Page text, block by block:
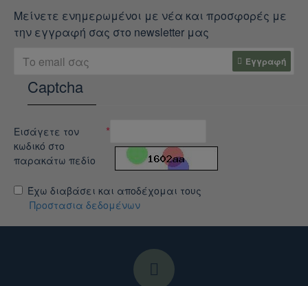
Μείνετε ενημερωμένοι με νέα και προσφορές με
την εγγραφή σας στο newsletter μας
Εγγραφή
Captcha
Εισάγετε τον
κωδικό στο
παρακάτω πεδίο
Έχω διαβάσει και αποδέχομαι τους
Προστασια δεδομένων